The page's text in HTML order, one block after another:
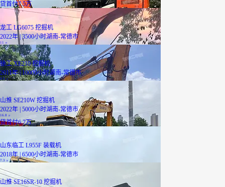
贷首付7.5万
龙工 LG6075 挖掘机
2022年 | 3500小时湖南-常德市
11
徐工 XE210 挖掘机
2011年 | 10000小时湖南-常德市
4.9万
山推 SE210W 挖掘机
2022年 | 5000小时湖南-常德市
16.8
贷首付6.7万
山东临工 L955F 装载机
2018年 | 6500小时湖南-常德市
7.3 万
山推 SE16SR-10 挖掘机